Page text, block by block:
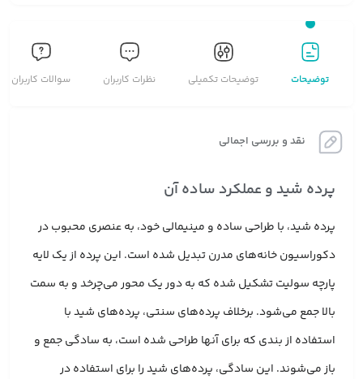
توضیحات توضیحات تکمیلی نظرات کاربران سوالات کاربران
نقد و بررسی اجمالی
پرده شید و عملکرد ساده آن
پرده شید، با طراحی ساده و مینیمالی خود، به عنصری محبوب در
دکوراسیون خانه‌های مدرن تبدیل شده است. این پرده از یک لایه
پارچه سولیت تشکیل شده که به دور یک محور می‌چرخد و به سمت
بالا جمع می‌شود. برخلاف پرده‌های سنتی، پرده‌های شید با
استفاده از بندی که برای آنها طراحی شده است، به سادگی جمع و
باز می‌شوند. این سادگی، پرده‌های شید را برای استفاده در